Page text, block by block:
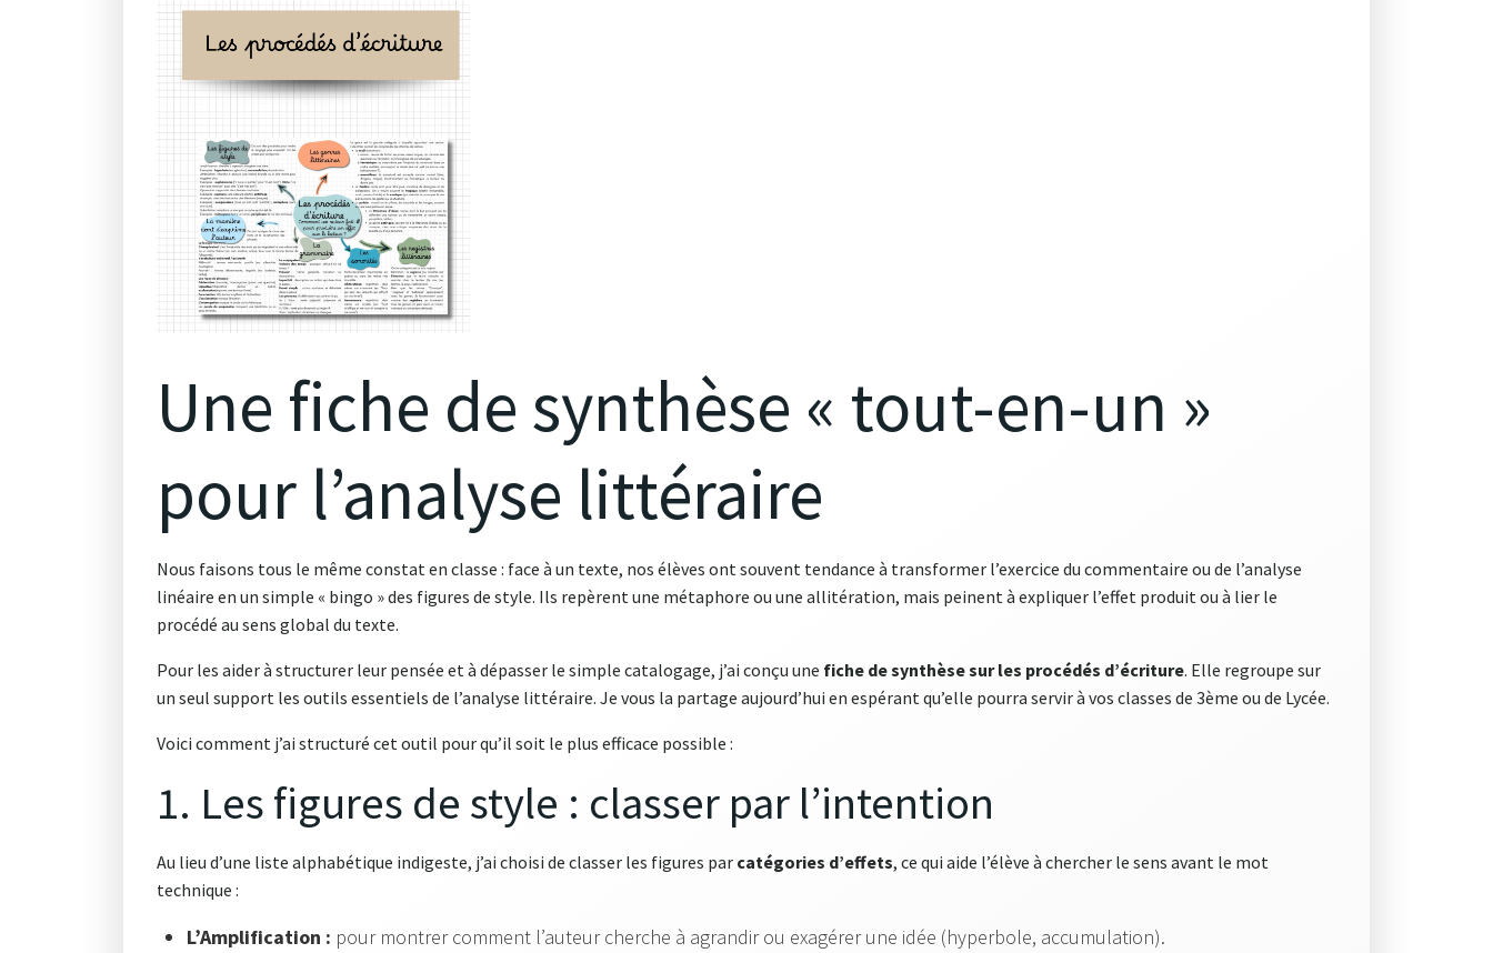
Une fiche de synthèse « tout-en-un »
pour l’analyse littéraire
Nous faisons tous le même constat en classe : face à un texte, nos élèves ont souvent tendance à transformer l’exercice du commentaire ou de l’analyse
linéaire en un simple « bingo » des figures de style. Ils repèrent une métaphore ou une allitération, mais peinent à expliquer l’effet produit ou à lier le
procédé au sens global du texte.
Pour les aider à structurer leur pensée et à dépasser le simple catalogage, j’ai conçu une fiche de synthèse sur les procédés d’écriture. Elle regroupe sur
un seul support les outils essentiels de l’analyse littéraire. Je vous la partage aujourd’hui en espérant qu’elle pourra servir à vos classes de 3ème ou de Lycée.
Voici comment j’ai structuré cet outil pour qu’il soit le plus efficace possible :
1. Les figures de style : classer par l’intention
Au lieu d’une liste alphabétique indigeste, j’ai choisi de classer les figures par catégories d’effets, ce qui aide l’élève à chercher le sens avant le mot
technique :
L’Amplification : pour montrer comment l’auteur cherche à agrandir ou exagérer une idée (hyperbole, accumulation).